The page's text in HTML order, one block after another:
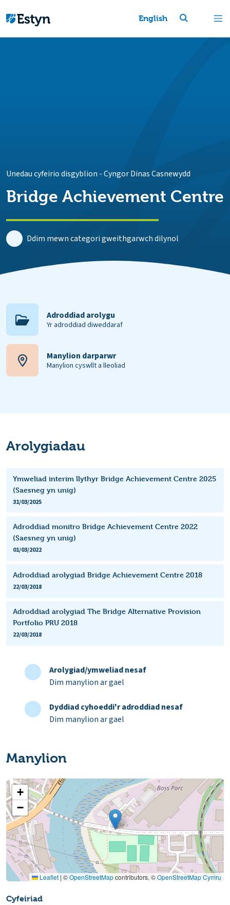
English
Unedau cyfeirio disgyblion -Cyngor Dinas Casnewydd
Bridge Achievement Centre
Ddim mewn categori gweithgarwch dilynol
Adroddiad arolygu
Yr adroddiad diweddaraf
Manylion darparwr
Manylion cyswllt a lleoliad
Arolygiadau
Ymweliad interim llythyr Bridge Achievement Centre 2025
(Saesneg yn unig)
31/03/2025
Adroddiad monitro Bridge Achievement Centre 2022
(Saesneg yn unig)
01/03/2022
Adroddiad arolygiad Bridge Achievement Centre 2018
22/03/2018
Adroddiad arolygiad The Bridge Alternative Provision
Portfolio PRU 2018
22/03/2018
Arolygiad/ymweliad nesaf
Dim manylion ar gael
Dyddiad cyhoeddi'r adroddiad nesaf
Dim manylion ar gael
Manylion
+
−
Leaflet | ©OpenStreetMapcontributors, ©OpenStreetMap Cymru
Cyfeiriad